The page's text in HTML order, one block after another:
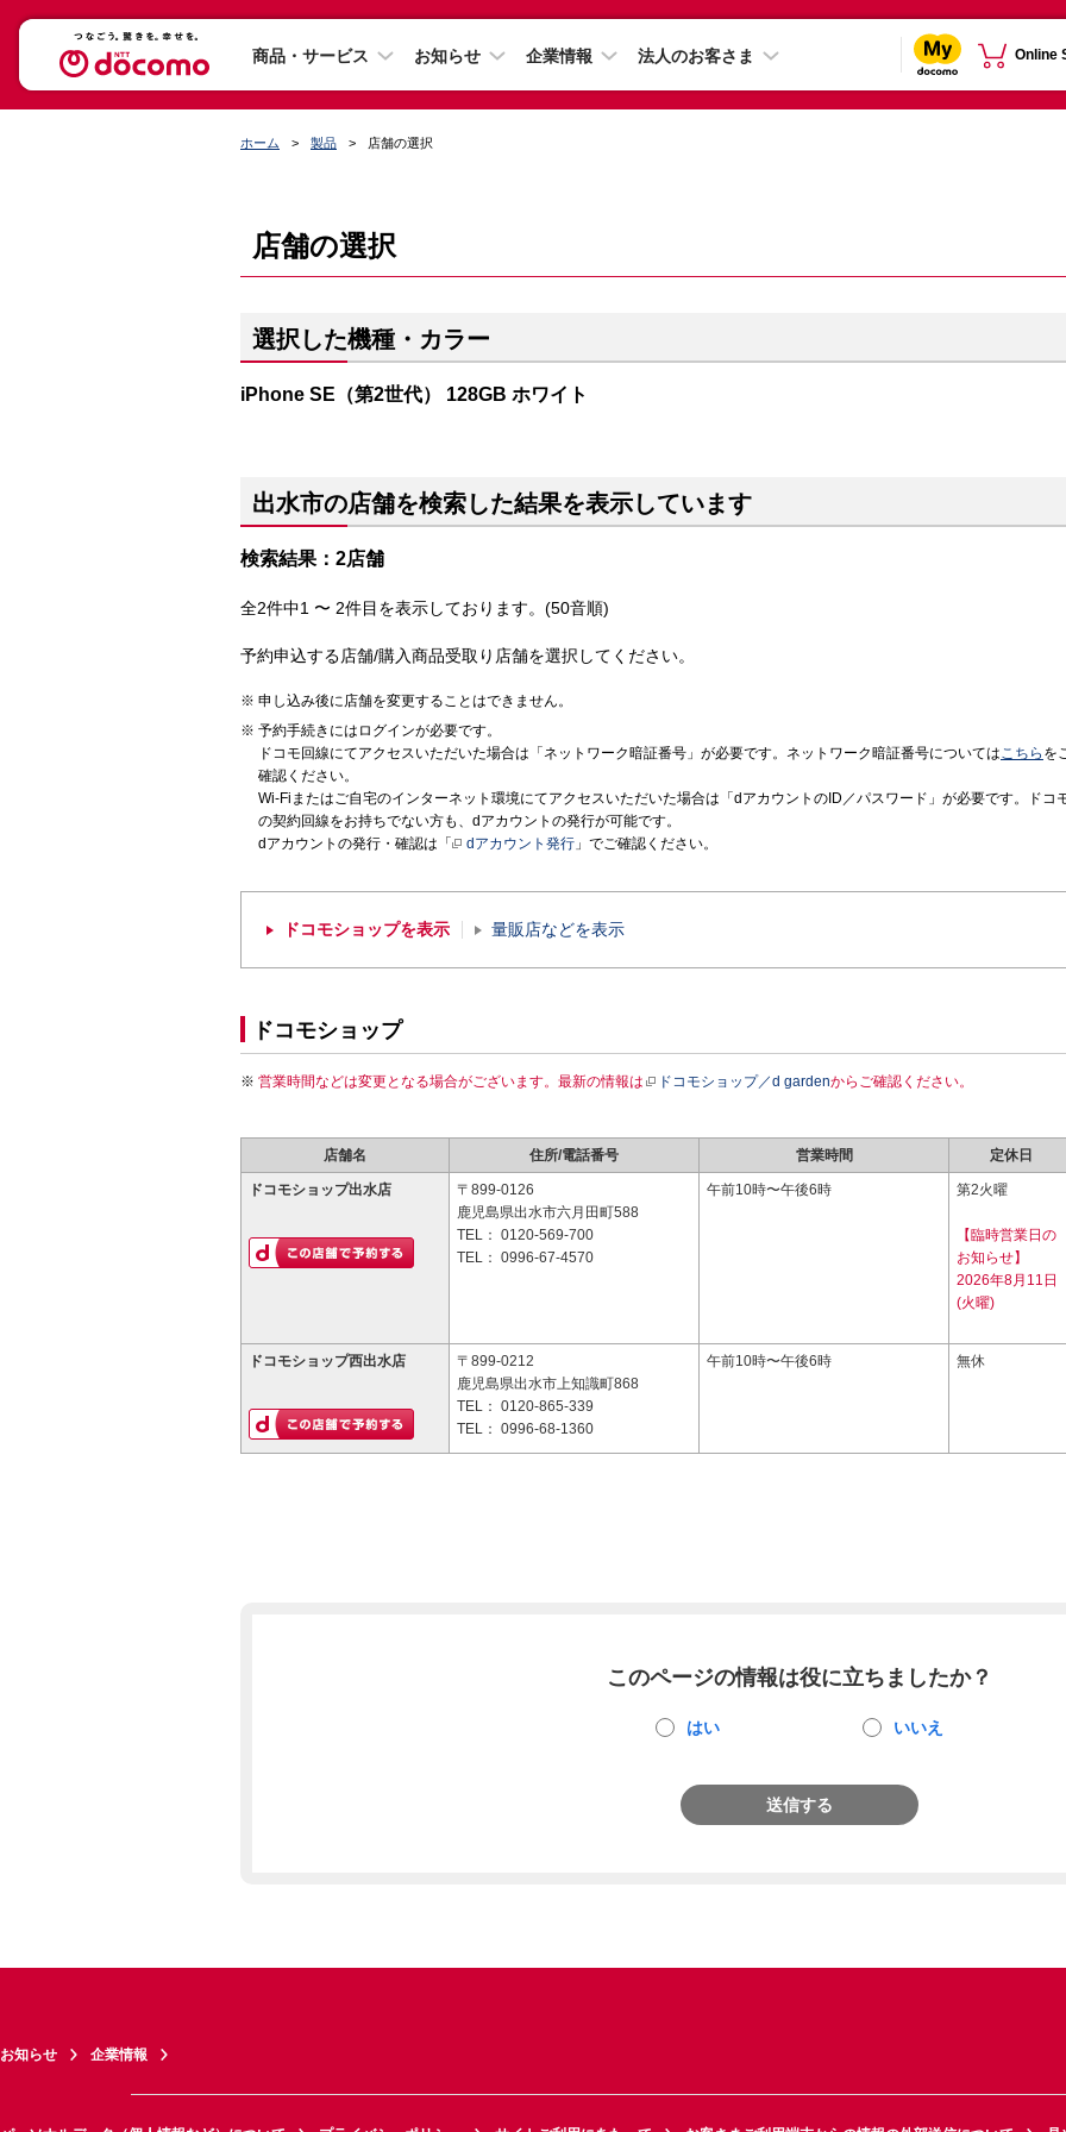
商品・サービス お知らせ 企業情報 法人のお客さま Online
ホーム 製品 店舗の選択
店舗の選択
選択した機種・カラー
iPhone SE（第2世代） 128GB ホワイト
出水市の店舗を検索した結果を表示しています
検索結果：2店舗
全2件中1 〜 2件目を表示しております。(50音順)
予約申込する店舗/購入商品受取り店舗を選択してください。
申し込み後に店舗を変更することはできません。
予約手続きにはログインが必要です。
ドコモ回線にてアクセスいただいた場合は「ネットワーク暗証番号」が必要です。ネットワーク暗証番号についてはこちら を
確認ください。
Wi-Fiまたはご自宅のインターネット環境にてアクセスいただいた場合は「dアカウントのID／パスワード」が必要です。ドコ
の契約回線をお持ちでない方も、dアカウントの発行が可能です。
dアカウントの発行・確認は「
dアカウント発行 」でご確認ください。
ドコモショップを表示 量販店などを表示
ドコモショップ
営業時間などは変更となる場合がございます。最新の情報は ドコモショップ／d gardenからご確認ください。
店舗名 住所/電話番号 営業時間 定休日
ドコモショップ出水店
〒899-0126
鹿児島県出水市六月田町588
TEL： 0120-569-700
TEL： 0996-67-4570
午前10時〜午後6時 第2火曜
【臨時営業日の
お知らせ】
2026年8月11日
(火曜)
ドコモショップ西出水店
〒899-0212
鹿児島県出水市上知識町868
TEL： 0120-865-339
TEL： 0996-68-1360
午前10時〜午後6時 無休
このページの情報は役に立ちましたか？
はい いいえ
送信する
お知らせ 企業情報